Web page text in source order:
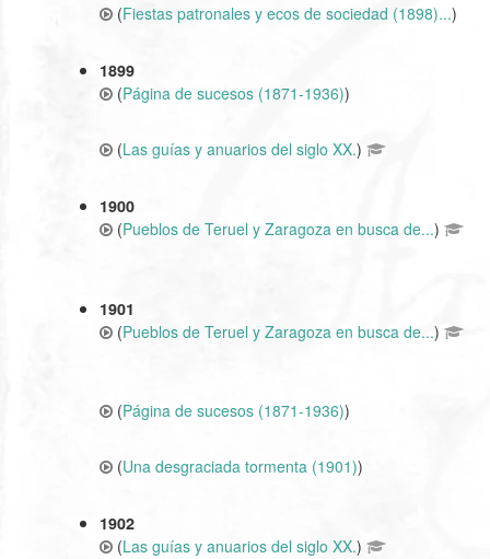
(Fiestas patronales y ecos de sociedad (1898)...)
1899
(Página de sucesos (1871-1936))
(Las guías y anuarios del siglo XX.)
1900
(Pueblos de Teruel y Zaragoza en busca de...)
1901
(Pueblos de Teruel y Zaragoza en busca de...)
(Página de sucesos (1871-1936))
(Una desgraciada tormenta (1901))
1902
(Las guías y anuarios del siglo XX.)